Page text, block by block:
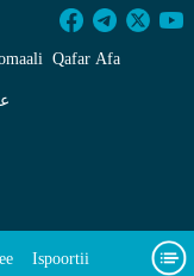
Qafar Afa
Ispoortii